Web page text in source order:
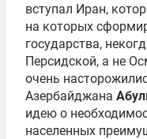
вступал Иран,
на которых
государства,
Персидской, а не
очень
Азербайджана
идею о
населенных